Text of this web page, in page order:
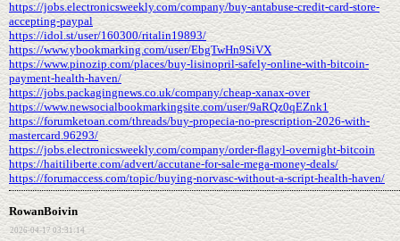
https://jobs.electronicsweekly.com/company/buy-antabuse-credit-card-store-
accepting-paypal
https://idol.st/user/160300/ritalin19893/
https://www.ybookmarking.com/user/EbgTwHn9SiVX
https://www.pinozip.com/places/buy-lisinopril-safely-online-with-bitcoin-
payment-health-haven/
https://jobs.packagingnews.co.uk/company/cheap-xanax-over
https://www.newsocialbookmarkingsite.com/user/9aRQz0qEZnk1
https://forumketoan.com/threads/buy-propecia-no-prescription-2026-with-
mastercard.96293/
https://jobs.electronicsweekly.com/company/order-flagyl-overnight-bitcoin
https://haitiliberte.com/advert/accutane-for-sale-mega-money-deals/
https://forumaccess.com/topic/buying-norvasc-without-a-script-health-haven/
RowanBoivin
2026-04-17 03:31:14